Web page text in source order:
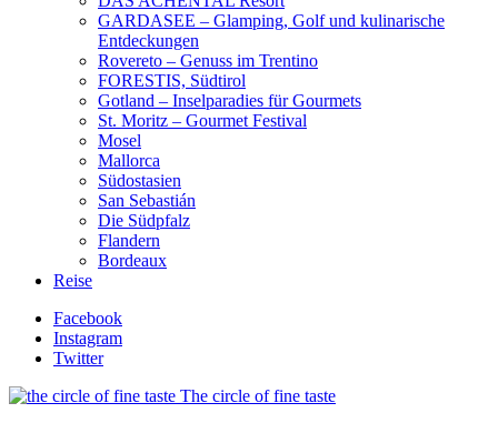
GARDASEE – Glamping, Golf und kulinarische
Entdeckungen
Rovereto – Genuss im Trentino
FORESTIS, Südtirol
Gotland – Inselparadies für Gourmets
St. Moritz – Gourmet Festival
Mosel
Mallorca
Südostasien
San Sebastián
Die Südpfalz
Flandern
Bordeaux
Reise
Facebook
Instagram
Twitter
The circle of fine taste